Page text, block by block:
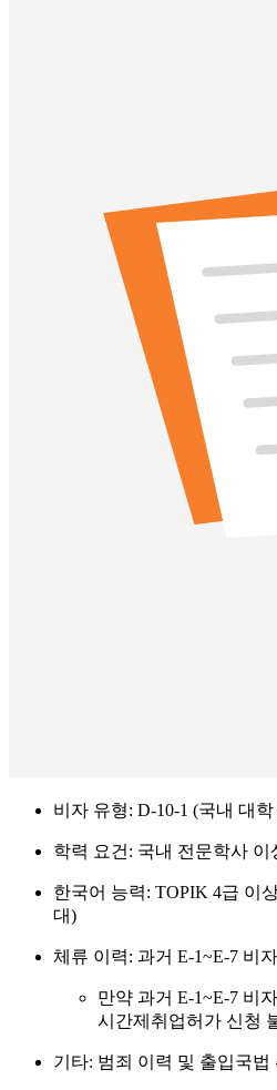
비자 유형: D-10-1 (국내 대
학력 요건: 국내 전문학사 이
한국어 능력: TOPIK 4급 이
대)
체류 이력: 과거 E-1~E-7 비
만약 과거 E-1~E-7 비
시간제취업허가 신청
기타: 범죄 이력 및 출입국법